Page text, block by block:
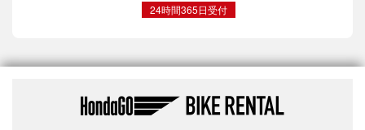
24時間365日受付